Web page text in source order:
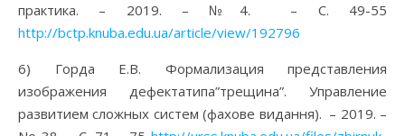
практика. – 2019. – №4. – С. 49-55
http://bctp.knuba.edu.ua/article/view/192796
6) Горда Е.В. Формализация представления
изображения дефектатипа”трещина”. Управление
развитием сложных систем (фахове видання). – 2019. –